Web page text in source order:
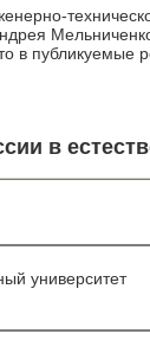
в публикуемые
в
университет